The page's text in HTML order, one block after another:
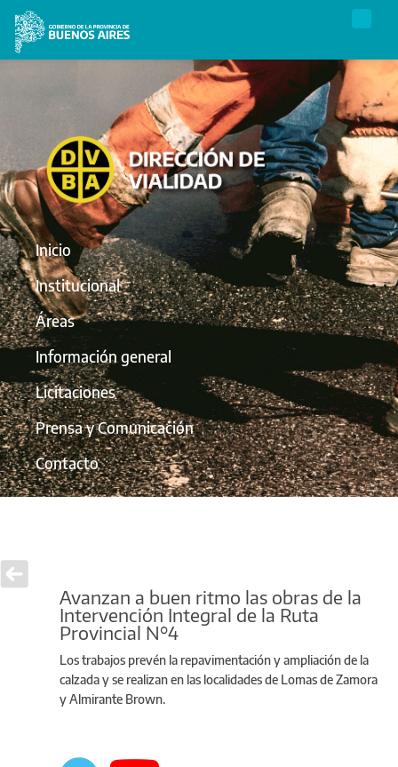
Inicio
Institucional
Áreas
Información general
Licitaciones
Prensa y Comunicación
Contacto
Avanzan a buen ritmo las obras de la
Intervención Integral de la Ruta
Provincial N°4
Los trabajos prevén la repavimentación y ampliación de la
calzada y se realizan en las localidades de Lomas de Zamora
y Almirante Brown.